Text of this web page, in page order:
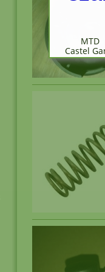
MTD
Castel